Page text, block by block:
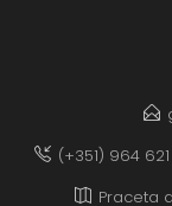
(+351) 964
Praceta